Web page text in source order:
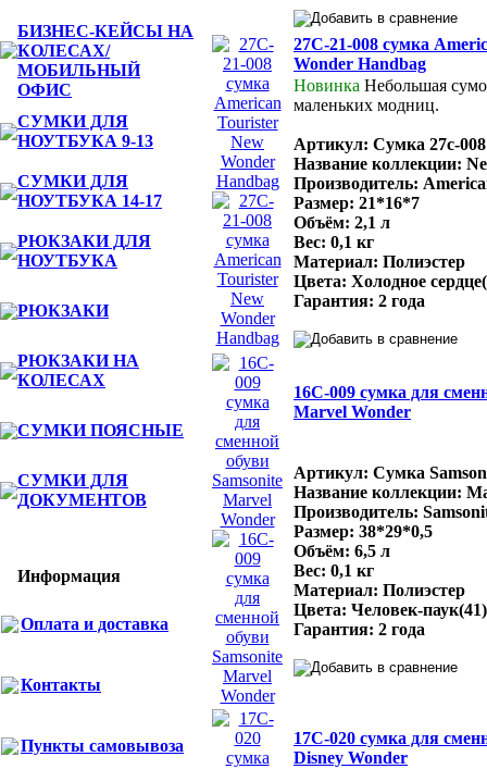
БИЗНЕС-КЕЙСЫ НА
КОЛЕСАХ/
МОБИЛЬНЫЙ
ОФИС
СУМКИ ДЛЯ
НОУТБУКА 9-13
СУМКИ ДЛЯ
НОУТБУКА 14-17
РЮКЗАКИ ДЛЯ
НОУТБУКА
РЮКЗАКИ
РЮКЗАКИ НА
КОЛЕСАХ
СУМКИ ПОЯСНЫЕ
СУМКИ ДЛЯ
ДОКУМЕНТОВ
Информация
Оплата и доставка
Контакты
Пункты самовывоза
27C-21-008 сумка
Wonder Handbag
Новинка Небольшая
маленьких модниц.
Артикул: Сумка 27с-008
Название коллекции:
Производитель:
Размер: 21*16*7
Объём: 2,1 л
Вес: 0,1 кг
Материал: Полиэстер
Цвета: Холодное
Гарантия: 2 года
16C-009 сумка для
Marvel Wonder
Артикул: Сумка
Название коллекции:
Производитель:
Размер: 38*29*0,5
Объём: 6,5 л
Вес: 0,1 кг
Материал: Полиэстер
Цвета: Человек-паук(41)
Гарантия: 2 года
17C-020 сумка для
Disney Wonder